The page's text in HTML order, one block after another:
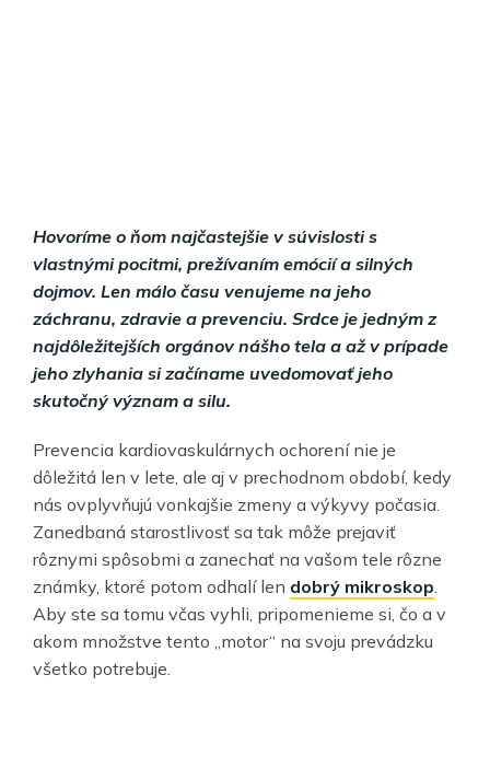
Hovoríme o ňom najčastejšie v súvislosti s
vlastnými pocitmi, prežívaním emócií a silných
dojmov. Len málo času venujeme na jeho
záchranu, zdravie a prevenciu. Srdce je jedným z
najdôležitejších orgánov nášho tela a až v prípade
jeho zlyhania si začíname uvedomovať jeho
skutočný význam a silu.
Prevencia kardiovaskulárnych ochorení nie je
dôležitá len v lete, ale aj v prechodnom období, kedy
nás ovplyvňujú vonkajšie zmeny a výkyvy počasia.
Zanedbaná starostlivosť sa tak môže prejaviť
rôznymi spôsobmi a zanechať na vašom tele rôzne
známky, ktoré potom odhalí len dobrý mikroskop.
Aby ste sa tomu včas vyhli, pripomenieme si, čo a v
akom množstve tento „motor“ na svoju prevádzku
všetko potrebuje.